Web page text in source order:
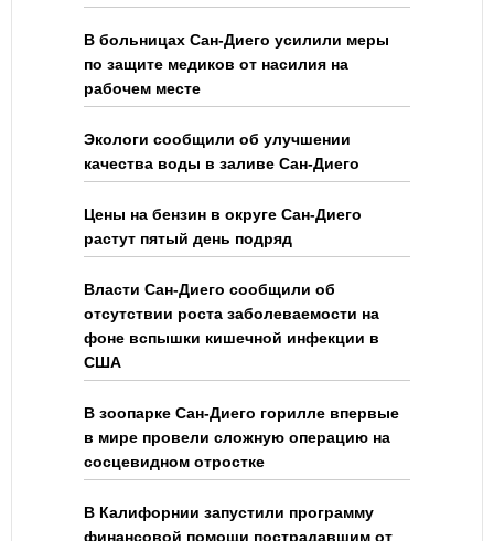
В больницах Сан-Диего усилили меры
по защите медиков от насилия на
рабочем месте
Экологи сообщили об улучшении
качества воды в заливе Сан-Диего
Цены на бензин в округе Сан-Диего
растут пятый день подряд
Власти Сан-Диего сообщили об
отсутствии роста заболеваемости на
фоне вспышки кишечной инфекции в
США
В зоопарке Сан-Диего горилле впервые
в мире провели сложную операцию на
сосцевидном отростке
В Калифорнии запустили программу
финансовой помощи пострадавшим от